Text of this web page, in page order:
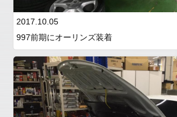
PPF/
GiroDisc
2017.10.05
997前期にオーリンズ装着